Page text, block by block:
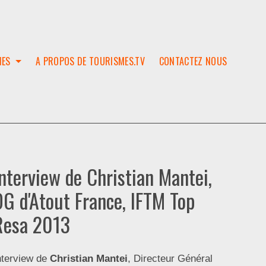
A PROPOS DE TOURISMES.TV CONTACTEZ NOUS
de Christian Mantei,
d'Atout France, IFTM Top
2013
deChristian Mantei, Directeur Général